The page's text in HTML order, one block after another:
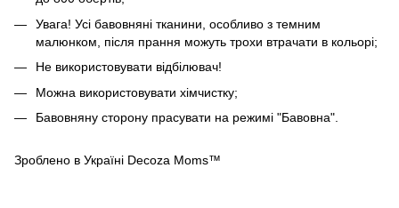
Увага! Усі бавовняні тканини, особливо з темним
малюнком, після прання можуть трохи втрачати в кольорі;
Не використовувати відбілювач!
Можна використовувати хімчистку;
Бавовняну сторону прасувати на режимі "Бавовна".
Зроблено в Україні Decoza Moms™